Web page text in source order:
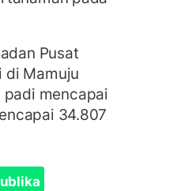
Pusat
di Mamuju
padi mencapai
34.807